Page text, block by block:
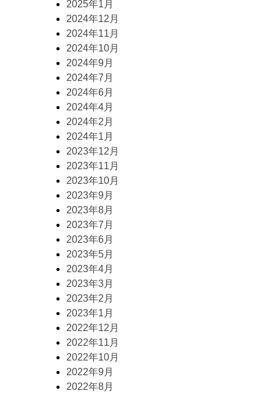
2025年1月
2024年12月
2024年11月
2024年10月
2024年9月
2024年7月
2024年6月
2024年4月
2024年2月
2024年1月
2023年12月
2023年11月
2023年10月
2023年9月
2023年8月
2023年7月
2023年6月
2023年5月
2023年4月
2023年3月
2023年2月
2023年1月
2022年12月
2022年11月
2022年10月
2022年9月
2022年8月